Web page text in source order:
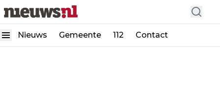
Nieuws Gemeente 112 Contact